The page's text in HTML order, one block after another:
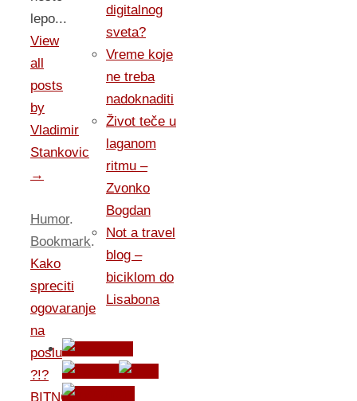
lepo...
View
all
posts
by
Vladimir
Stankovic
→
Humor.
Bookmark.
Kako
spreciti
ogovaranje
na
poslu
?!?
BITNO,
digitalnog
sveta?
Vreme koje
ne treba
nadoknaditi
Život teče u
laganom
ritmu –
Zvonko
Bogdan
Not a travel
blog –
biciklom do
Lisabona